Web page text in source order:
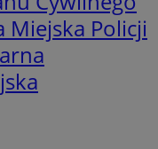
Miejska Policji